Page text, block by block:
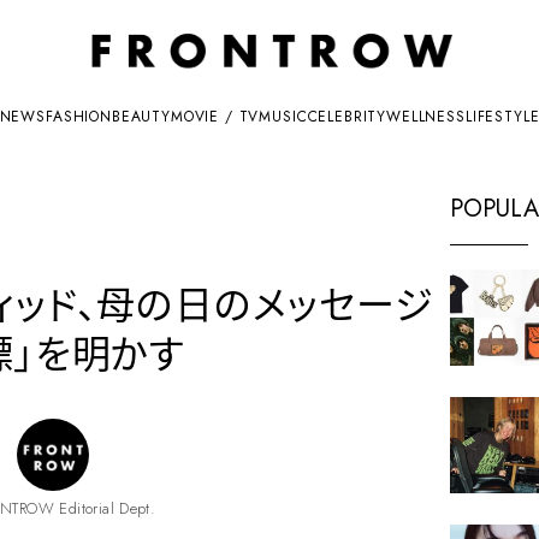
NEWSFASHIONBEAUTYMOVIE / TVMUSICCELEBRITYWELLNESSLIFESTYLE
ド、母の日のメッセージ
を明かす
Editorial Dept.